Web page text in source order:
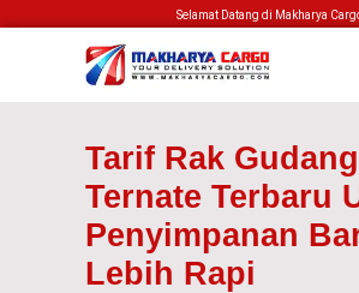
Selamat Datang di Makharya
Tarif Rak Gudang
Ternate Terbaru
Penyimpanan
Lebih Rapi